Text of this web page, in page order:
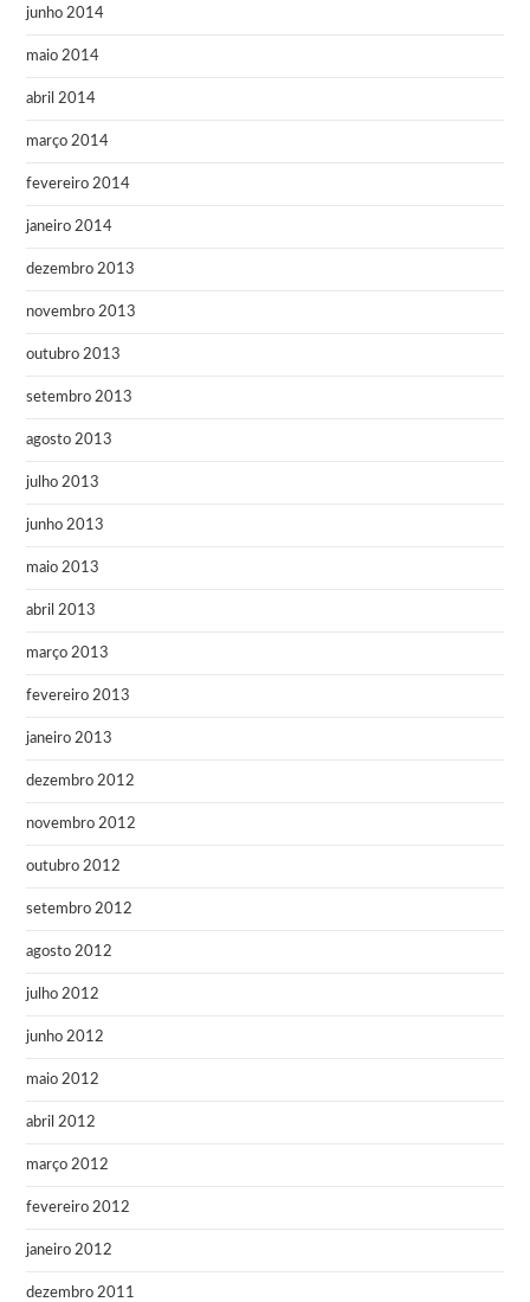
junho 2014
maio 2014
abril 2014
março 2014
fevereiro 2014
janeiro 2014
dezembro 2013
novembro 2013
outubro 2013
setembro 2013
agosto 2013
julho 2013
junho 2013
maio 2013
abril 2013
março 2013
fevereiro 2013
janeiro 2013
dezembro 2012
novembro 2012
outubro 2012
setembro 2012
agosto 2012
julho 2012
junho 2012
maio 2012
abril 2012
março 2012
fevereiro 2012
janeiro 2012
dezembro 2011